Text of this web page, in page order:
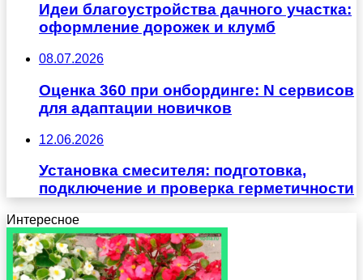
Идеи благоустройства дачного участка:
оформление дорожек и клумб
08.07.2026
Оценка 360 при онбординге: N сервисов
для адаптации новичков
12.06.2026
Установка смесителя: подготовка,
подключение и проверка герметичности
Интересное